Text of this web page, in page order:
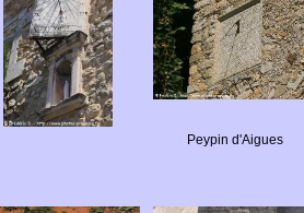
Peypin d'Aigues